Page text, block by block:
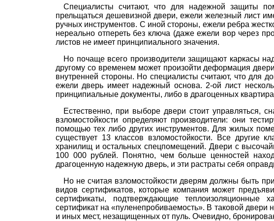
Специалисты считают, что для надежной защиты
прельщаться дешевизной двери, ежели железный лист
ручных инструментов. С иной стороны, ежели ребра
нереально отпереть без ключа (даже ежели вор через
листов не имеет принципиального значения.
Но почаще всего производители защищают каркасы
другому со временем может произойти деформация
внутренней стороны. Но специалисты считают, что для
ежели дверь имеет надежный основа. 2-ой лист
принципиальные документы, либо в драгоценных
Естественно, при выборе двери стоит управляться,
взломостойкости определяют производители: они
помощью тех либо других инструментов. Для жилых
существует 13 классов взломостойкости. Все другие
хранилищ и остальных спецпомещений. Двери с
100 000 рублей. Понятно, чем больше ценностей
драгоценную надежную дверь, и эти растраты себя
Но не считая взломостойкости дверям должны быть
видов сертификатов, которые компания может
сертификаты, подтверждающие теплоизоляционные
сертификат на «пуленепробиваемость». В таковой двери
и иных мест, незащищенных от пуль. Очевидно,